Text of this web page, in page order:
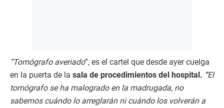
“Tomógrafo averiado”, es el cartel que desde ayer cuelga
en la puerta de la sala de procedimientos del hospital. “El
tomógrafo se ha malogrado en la madrugada, no
sabemos cuándo lo arreglarán ni cuándo los volverán a